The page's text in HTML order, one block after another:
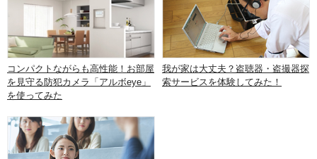
コンパクトながらも高性能！お部屋
を見守る防犯カメラ「アルボeye」
を使ってみた
我が家は大丈夫？盗聴器・盗撮器探
索サービスを体験してみた！